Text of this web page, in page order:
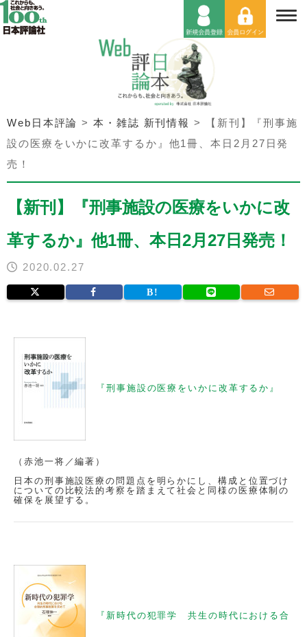
Web日本評論 >本・雑誌 新刊情報 >
【新刊】『刑事施
設の医療をいかに改革するか』他1冊、本日2月27日発
売！
【新刊】『刑事施設の医療をいかに改
革するか』他1冊、本日2月27日発売！
2020.02.27
『刑事施設の医療をいかに改革するか』
（赤池一将／編著）
日本の刑事施設医療の問題点を明らかにし、構成と位置づけ
についての比較法的考察を踏まえて社会と同様の医療体制の
確保を展望する。
『新時代の犯罪学 共生の時代における合